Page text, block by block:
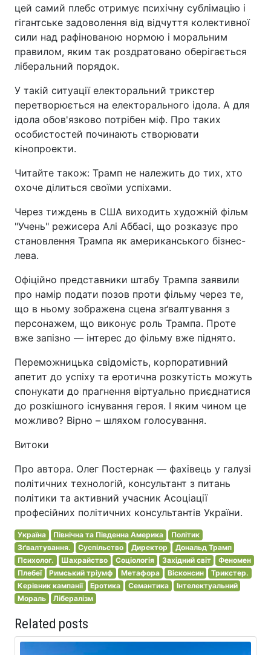
цей самий плебс отримує психічну сублімацію і
гігантське задоволення від відчуття колективної
сили над рафінованою нормою і моральним
правилом, яким так роздратовано оберігається
ліберальний порядок.
У такій ситуації електоральний трикстер
перетворюється на електорального ідола. А для
ідола обов'язково потрібен міф. Про таких
особистостей починають створювати
кінопроекти.
Читайте також: Трамп не належить до тих, хто
охоче ділиться своїми успіхами.
Через тиждень в США виходить художній фільм
"Учень" режисера Алі Аббасі, що розказує про
становлення Трампа як американського бізнес-
лева.
Офіційно представники штабу Трампа заявили
про намір подати позов проти фільму через те,
що в ньому зображена сцена зґвалтування з
персонажем, що виконує роль Трампа. Проте
вже запізно — інтерес до фільму вже піднято.
Переможницька свідомість, корпоративний
апетит до успіху та еротична розкутість можуть
спонукати до прагнення віртуально приєднатися
до розкішного існування героя. І яким чином це
можливо? Вірно – шляхом голосування.
Витоки
Про автора. Олег Постернак — фахівець у галузі
політичних технологій, консультант з питань
політики та активний учасник Асоціації
професійних політичних консультантів України.
Україна Північна та Південна Америка
Політик
Зґвалтування.
Суспільство Директор
Дональд Трамп
Психолог.
Шахрайство Соціологія Західний світ
Феномен
Плебеї
Римський тріумф Метафора Вісконсин
Трикстер.
Керівник кампанії
Еротика Семантика
Інтелектуальний
Мораль
Лібералізм
Related posts